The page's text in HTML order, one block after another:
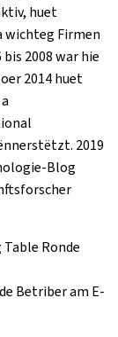
huet
wichteg Firmen
2008 war hie
2014 huet
2019
Blog
Ronde
Betriber am E-